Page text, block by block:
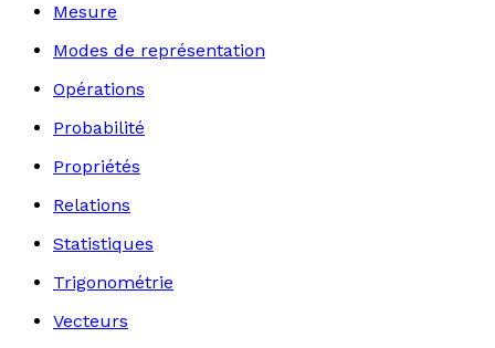
Mesure
Modes de représentation
Opérations
Probabilité
Propriétés
Relations
Statistiques
Trigonométrie
Vecteurs